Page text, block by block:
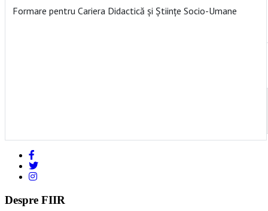
Formare pentru Cariera Didactică şi Ştiinţe Socio-Umane
Despre FIIR